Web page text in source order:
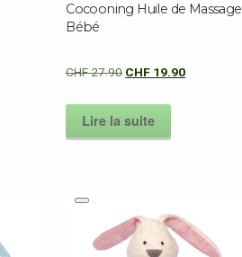
Cocooning Huile de Massage
Bébé
CHF27.90 CHF 19.90
Lire la suite